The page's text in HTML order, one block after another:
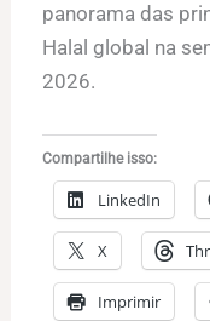
panorama das
Halal global na
2026.
Compartilhe isso:
LinkedIn
X
Imprimir